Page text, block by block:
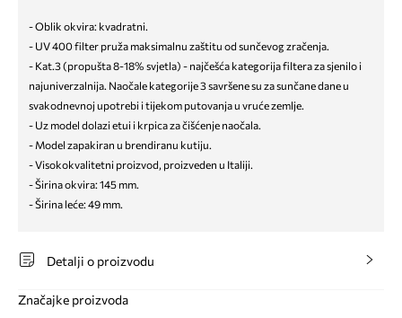
- Oblik okvira: kvadratni.
- UV 400 filter pruža maksimalnu zaštitu od sunčevog zračenja.
- Kat.3 (propušta 8-18% svjetla) - najčešća kategorija filtera za sjenilo i
najuniverzalnija. Naočale kategorije 3 savršene su za sunčane dane u
svakodnevnoj upotrebi i tijekom putovanja u vruće zemlje.
- Uz model dolazi etui i krpica za čišćenje naočala.
- Model zapakiran u brendiranu kutiju.
- Visokokvalitetni proizvod, proizveden u Italiji.
- Širina okvira: 145 mm.
- Širina leće: 49 mm.
Detalji o proizvodu
Značajke proizvoda